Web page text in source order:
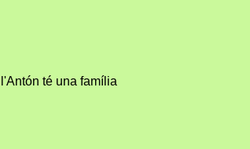
té una família